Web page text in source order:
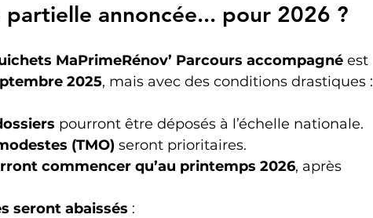
annoncée... pour 2026 ?
MaPrimeRénov’ Parcours accompagné est
2025, mais avec des conditions drastiques :
pourront être déposés à l’échelle nationale.
(TMO) seront prioritaires.
commencer qu’au printemps 2026, après
seront abaissés :